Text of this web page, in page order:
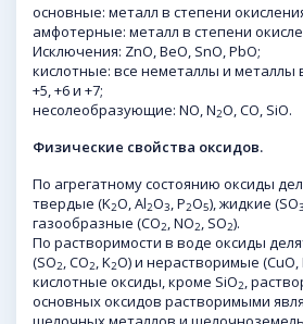
основные: металл в степени
амфотерные: металл в степени
Исключения: ZnO, BeO, SnO, PbO;
кислотные: все неметаллы и металлы
+5, +6 и +7;
несолеобразующие: NO, N2O, CO, SiO.
Физические свойства оксидов.
По агрегатному состоянию оксиды
твердые (K2O, Al2O3 , P2O5), жидкие (SO3
газообразные (CO2 , NO2 , SO2).
По растворимости в воде оксиды
(SO2 , CO2 , K2O) и нерастворимые (CuO,
кислотные оксиды, кроме SiO2 ,
основных оксидов растворимыми